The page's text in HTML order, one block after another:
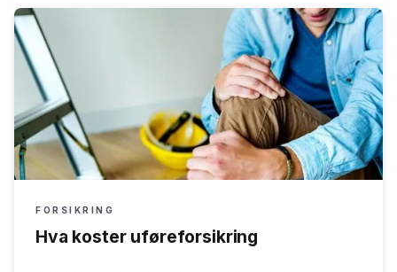
FORSIKRING
Hva koster uføreforsikring